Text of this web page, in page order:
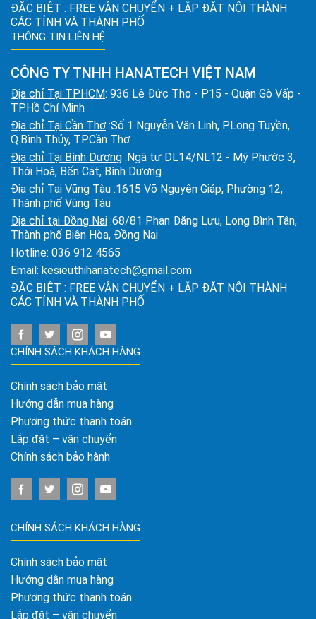
ĐẶC BIỆT : FREE VẬN CHUYỂN + LẮP ĐẶT NỘI THÀNH
CÁC TỈNH VÀ THÀNH PHỐ
THÔNG TIN LIÊN HỆ
CÔNG TY TNHH HANATECH VIỆT NAM
Địa chỉ Tại TPHCM: 936 Lê Đức Thọ - P15 - Quận Gò Vấp -
TP.Hồ Chí Minh
Địa chỉ Tại Cần Thơ :Số 1 Nguyễn Văn Linh, P.Long Tuyền,
Q.Bình Thủy, TP.Cần Thơ
Địa chỉ Tại Bình Dương :Ngã tư DL14/NL12 - Mỹ Phước 3,
Thới Hoà, Bến Cát, Bình Dương
Địa chỉ Tại Vũng Tàu :1615 Võ Nguyên Giáp, Phường 12,
Thành phố Vũng Tàu
Địa chỉ tại Đồng Nai :68/81 Phan Đăng Lưu, Long Bình Tân,
Thành phố Biên Hòa, Đồng Nai
Hotline: 036 912 4565
Email: kesieuthihanatech@gmail.com
ĐẶC BIỆT : FREE VẬN CHUYỂN + LẮP ĐẶT NỘI THÀNH
CÁC TỈNH VÀ THÀNH PHỐ
CHÍNH SÁCH KHÁCH HÀNG
Chính sách bảo mật
Hướng dẫn mua hàng
Phương thức thanh toán
Lắp đặt – vận chuyển
Chính sách bảo hành
CHÍNH SÁCH KHÁCH HÀNG
Chính sách bảo mật
Hướng dẫn mua hàng
Phương thức thanh toán
Lắp đặt – vận chuyển